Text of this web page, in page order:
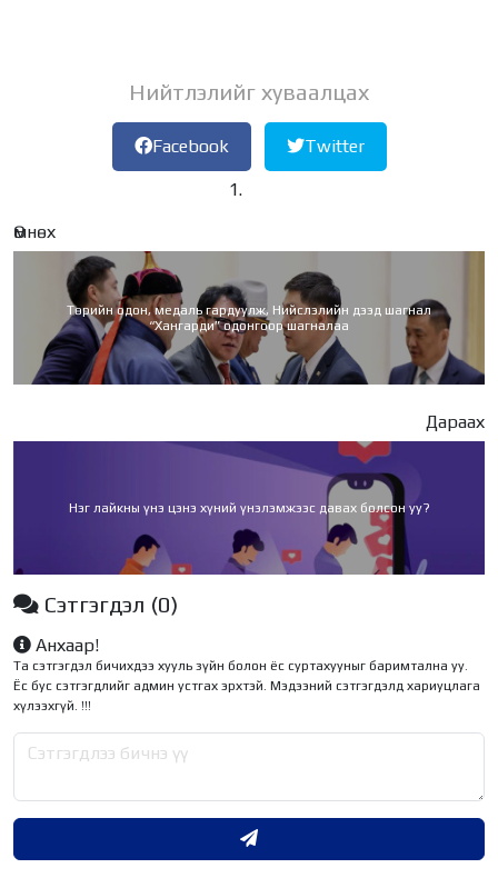
Нийтлэлийг хуваалцах
Facebook Twitter
Өмнөх
Төрийн одон, медаль гардуулж, Нийслэлийн дээд шагнал
“Хангарди” одонгоор шагналаа
Дараах
Нэг лайкны үнэ цэнэ хүний үнэлэмжээс давах болсон уу?
Сэтгэгдэл (0)
Анхаар!
Та сэтгэгдэл бичихдээ хууль зүйн болон ёс суртахууныг баримтална уу.
Ёс бус сэтгэгдлийг админ устгах эрхтэй. Мэдээний сэтгэгдэлд хариуцлага
хүлээхгүй. !!!